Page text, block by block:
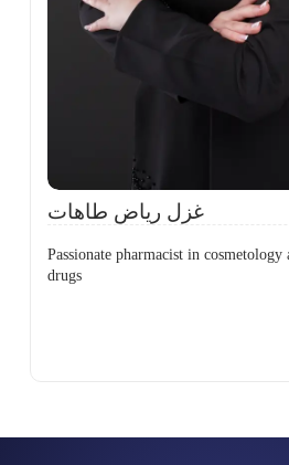
غزل رياض طاهات
Passionate pharmacist in
drugs